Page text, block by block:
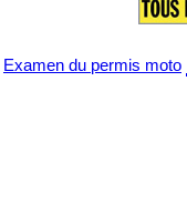
Examen du permis moto